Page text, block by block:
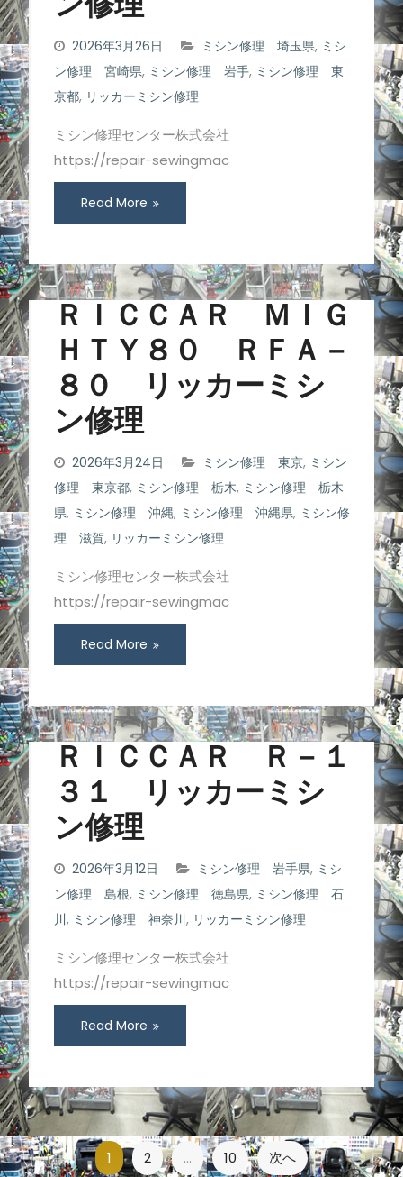
ン修理
2026年3月26日 ミシン修理 埼玉県, ミシ
ン修理 宮崎県, ミシン修理 岩手, ミシン修理 東
京都, リッカーミシン修理
ミシン修理センター株式会社
https://repair-sewingmac
Read More
ＲＩＣＣＡＲ ＭＩＧ
ＨＴＹ８０ ＲＦＡ－
８０ リッカーミシ
ン修理
2026年3月24日 ミシン修理 東京, ミシン
修理 東京都, ミシン修理 栃木, ミシン修理 栃木
県, ミシン修理 沖縄, ミシン修理 沖縄県, ミシン修
理 滋賀, リッカーミシン修理
ミシン修理センター株式会社
https://repair-sewingmac
Read More
ＲＩＣＣＡＲ Ｒ－１
３１ リッカーミシ
ン修理
2026年3月12日 ミシン修理 岩手県, ミシ
ン修理 島根, ミシン修理 徳島県, ミシン修理 石
川, ミシン修理 神奈川, リッカーミシン修理
ミシン修理センター株式会社
https://repair-sewingmac
Read More
投
1 2 … 10 次へ